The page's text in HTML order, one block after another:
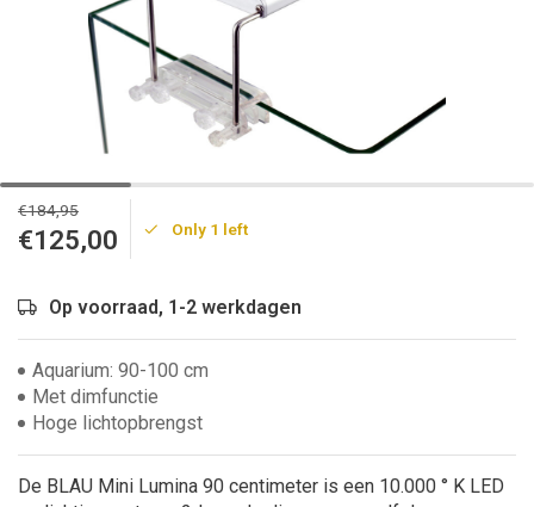
€184,95
€125,00 Only 1 left
Op voorraad, 1-2 werkdagen
Aquarium: 90-100 cm
Met dimfunctie
Hoge lichtopbrengst
De BLAU Mini Lumina 90 centimeter is een 10.000 ° K LED